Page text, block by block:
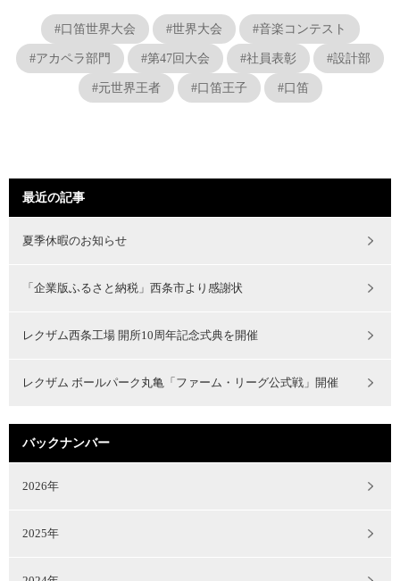
#口笛世界大会 #世界大会 #音楽コンテスト
#アカペラ部門 #第47回大会 #社員表彰 #設計部
#元世界王者 #口笛王子 #口笛
最近の記事
夏季休暇のお知らせ
「企業版ふるさと納税」西条市より感謝状
レクザム西条工場 開所10周年記念式典を開催
レクザム ボールパーク丸亀「ファーム・リーグ公式戦」開催
バックナンバー
2026年
2025年